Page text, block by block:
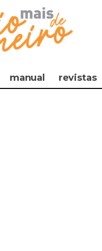
manual revistas